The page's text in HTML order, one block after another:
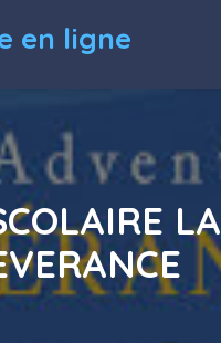
en ligne
LA